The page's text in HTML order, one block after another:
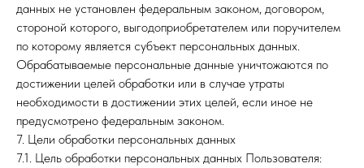
данных не установлен федеральным законом, договором,
стороной которого, выгодоприобретателем или поручителем
по которому является субъект персональных данных.
Обрабатываемые персональные данные уничтожаются по
достижении целей обработки или в случае утраты
необходимости в достижении этих целей, если иное не
предусмотрено федеральным законом.
7. Цели обработки персональных данных
7.1. Цель обработки персональных данных Пользователя: